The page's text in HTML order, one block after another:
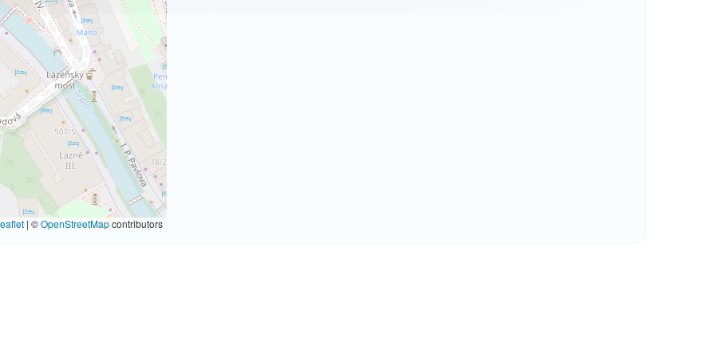
| ©OpenStreetMapcontributors